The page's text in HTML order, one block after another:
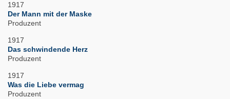
1917
Der Mann mit der Maske
Produzent
1917
Das schwindende Herz
Produzent
1917
Was die Liebe vermag
Produzent